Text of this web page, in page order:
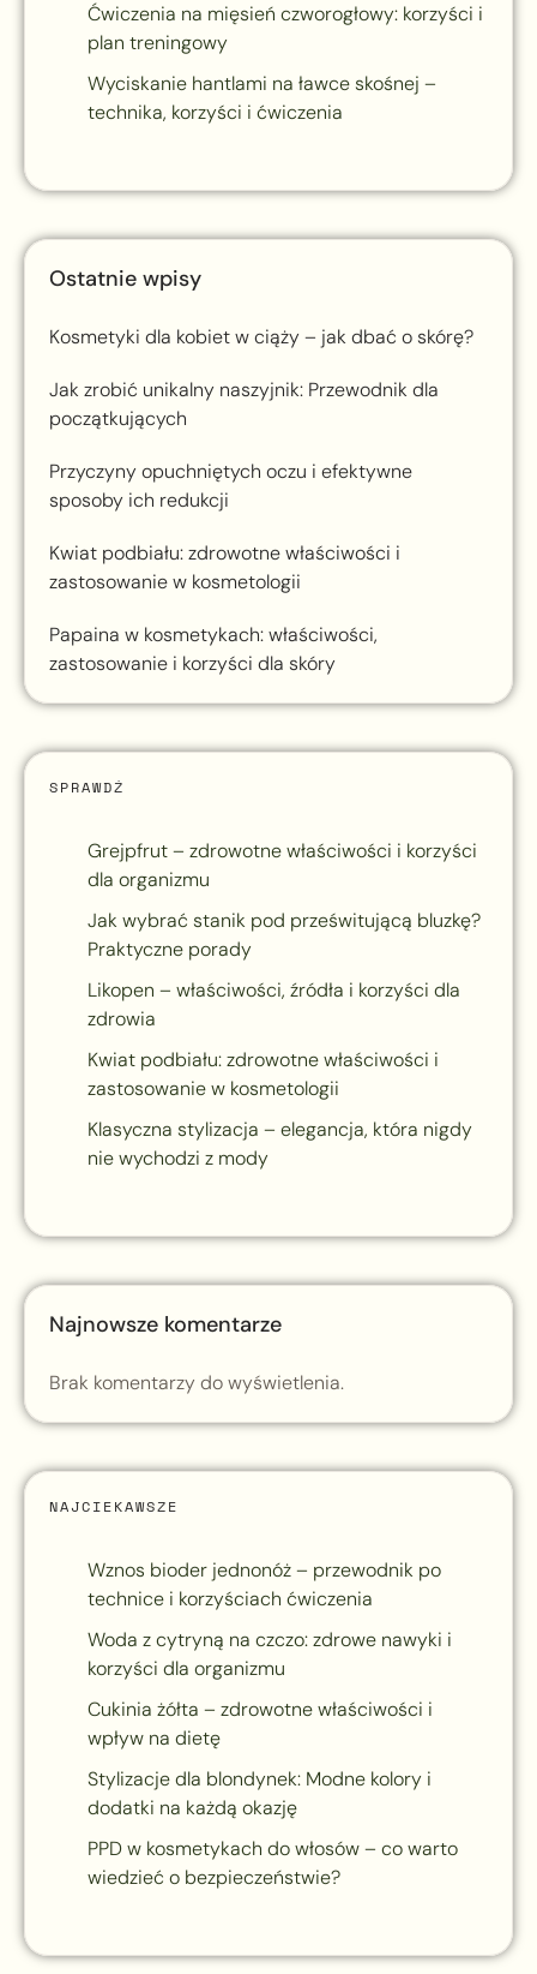
Ćwiczenia na mięsień czworogłowy: korzyści i
plan treningowy
Wyciskanie hantlami na ławce skośnej –
technika, korzyści i ćwiczenia
Ostatnie wpisy
Kosmetyki dla kobiet w ciąży – jak dbać o skórę?
Jak zrobić unikalny naszyjnik: Przewodnik dla
początkujących
Przyczyny opuchniętych oczu i efektywne
sposoby ich redukcji
Kwiat podbiału: zdrowotne właściwości i
zastosowanie w kosmetologii
Papaina w kosmetykach: właściwości,
zastosowanie i korzyści dla skóry
SPRAWDŹ
Grejpfrut – zdrowotne właściwości i korzyści
dla organizmu
Jak wybrać stanik pod prześwitującą bluzkę?
Praktyczne porady
Likopen – właściwości, źródła i korzyści dla
zdrowia
Kwiat podbiału: zdrowotne właściwości i
zastosowanie w kosmetologii
Klasyczna stylizacja – elegancja, która nigdy
nie wychodzi z mody
Najnowsze komentarze
Brak komentarzy do wyświetlenia.
NAJCIEKAWSZE
Wznos bioder jednonóż – przewodnik po
technice i korzyściach ćwiczenia
Woda z cytryną na czczo: zdrowe nawyki i
korzyści dla organizmu
Cukinia żółta – zdrowotne właściwości i
wpływ na dietę
Stylizacje dla blondynek: Modne kolory i
dodatki na każdą okazję
PPD w kosmetykach do włosów – co warto
wiedzieć o bezpieczeństwie?